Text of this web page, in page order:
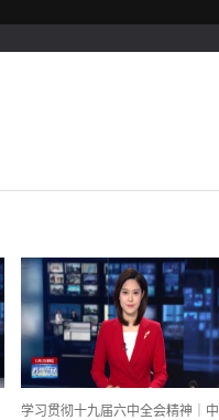
学习贯彻十九届六中全会精神｜中